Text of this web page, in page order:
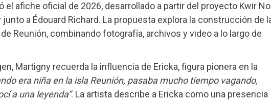
el afiche oficial de 2026, desarrollado a partir del proyecto Kwir
a Édouard Richard. La propuesta explora la construcción de
Reunión, combinando fotografía, archivos y video a lo largo de
Martigny recuerda la influencia de Ericka, figura pionera en la
era niña en la isla Reunión, pasaba mucho tiempo vagando,
a una leyenda”. La artista describe a Ericka como una presencia